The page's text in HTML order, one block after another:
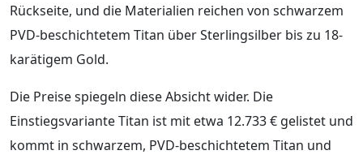
Rückseite, und die Materialien reichen von schwarzem
PVD-beschichtetem Titan über Sterlingsilber bis zu 18-
karätigem Gold.
Die Preise spiegeln diese Absicht wider. Die
Einstiegsvariante Titan ist mit etwa 12.733 € gelistet und
kommt in schwarzem, PVD-beschichtetem Titan und